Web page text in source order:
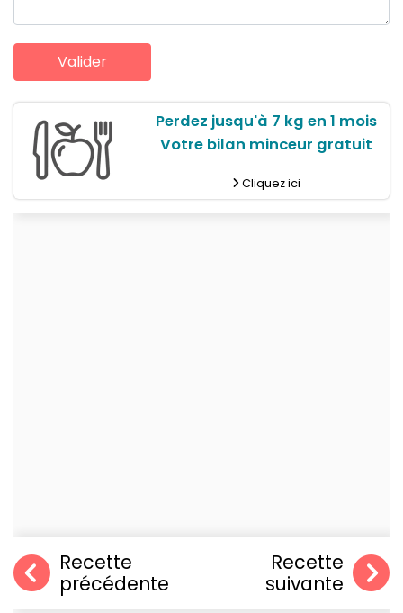
Perdez jusqu'à 7 kg en 1 mois
Votre bilan minceur gratuit
Cliquez ici
Recette
précédente
Recette
suivante